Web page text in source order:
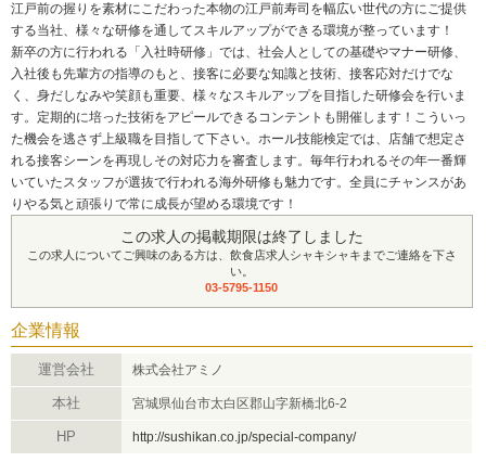
江戸前の握りを素材にこだわった本物の江戸前寿司を幅広い世代の方にご提供
する当社、様々な研修を通してスキルアップができる環境が整っています！
新卒の方に行われる「入社時研修」では、社会人としての基礎やマナー研修、
入社後も先輩方の指導のもと、接客に必要な知識と技術、接客応対だけでな
く、身だしなみや笑顔も重要、様々なスキルアップを目指した研修会を行いま
す。定期的に培った技術をアピールできるコンテントも開催します！こういっ
た機会を逃さず上級職を目指して下さい。ホール技能検定では、店舗で想定さ
れる接客シーンを再現しその対応力を審査します。毎年行われるその年一番輝
いていたスタッフが選抜で行われる海外研修も魅力です。全員にチャンスがあ
りやる気と頑張りで常に成長が望める環境です！
この求人の掲載期限は終了しました
この求人についてご興味のある方は、飲食店求人シャキシャキまでご連絡を下さ
い。
03-5795-1150
企業情報
運営会社 株式会社アミノ
本社 宮城県仙台市太白区郡山字新橋北6-2
HP http://sushikan.co.jp/special-company/